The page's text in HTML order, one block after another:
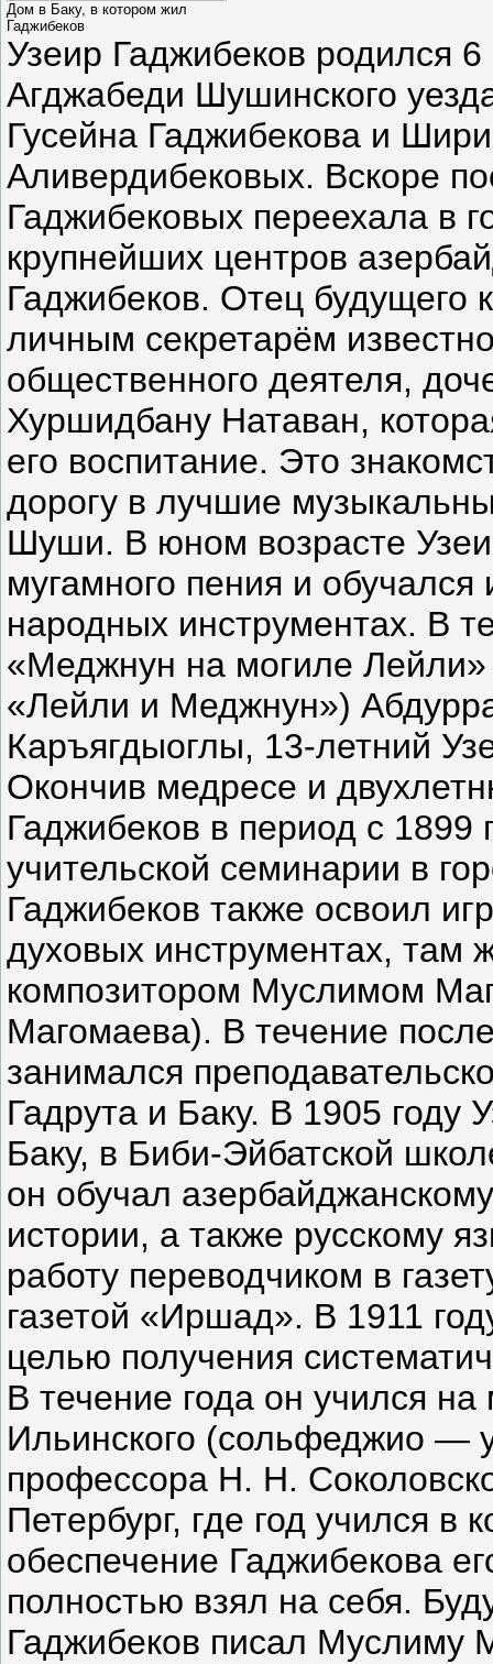
Дом в Баку, в котором жил
Гаджибеков
Узеир Гаджибеков родился
Агджабеди Шушинского
Гусейна Гаджибекова и
Аливердибековых. Вскоре
Гаджибековых переехала в
крупнейших центров
Гаджибеков. Отец будущего
личным секретарём
общественного деятеля,
Хуршидбану Натаван,
его воспитание. Это
дорогу в лучшие
Шуши. В юном возрасте
мугамного пения и
народных инструментах. В
«Меджнун на могиле Лейли»
«Лейли и Меджнун»)
Каръягдыоглы, 13-летний
Окончив медресе и
Гаджибеков в период с 1899
учительской семинарии в
Гаджибеков также освоил
духовых инструментах, там
композитором Муслимом
Магомаева). В течение
занимался
Гадрута и Баку. В 1905 году
Баку, в Биби-Эйбатской
он обучал
истории, а также русскому
работу переводчиком в
газетой «Иршад». В 1911
целью получения
В течение года он учился
Ильинского (сольфеджио —
профессора Н. Н.
Петербург, где год учился в
обеспечение Гаджибекова
полностью взял на себя.
Гаджибеков писал Муслиму